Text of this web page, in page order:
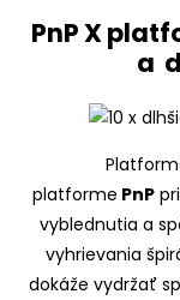
PnP X
a
platforme PnP
vyblednutia a
vyhrievania
dokáže vydržať